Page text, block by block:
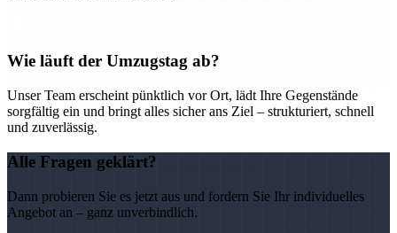
Wie läuft der Umzugstag ab?
Unser Team erscheint pünktlich vor Ort, lädt Ihre Gegenstände
sorgfältig ein und bringt alles sicher ans Ziel – strukturiert, schnell
und zuverlässig.
Alle Fragen geklärt?
Dann probieren Sie es jetzt aus und fordern Sie Ihr individuelles
Angebot an – ganz unverbindlich.